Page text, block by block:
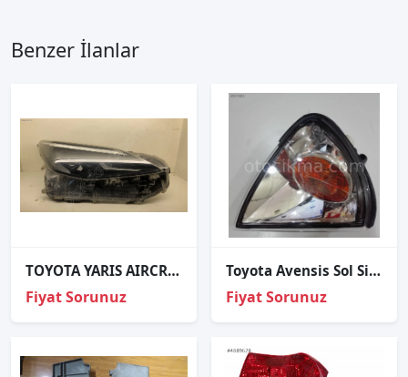
Benzer İlanlar
TOYOTA YARIS AIRCROSS ORJINAL ÇIKMA SAĞ FAR 2
Fiyat Sorunuz
Toyota Avensis Sol Sinyal 1998 2002
Fiyat Sorunuz